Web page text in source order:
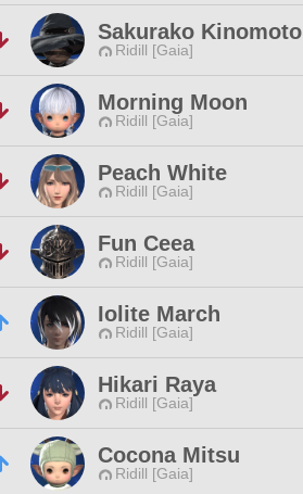
Sakurako Kinomoto
Ridill [Gaia]
Morning Moon
Ridill [Gaia]
Peach White
Ridill [Gaia]
Fun Ceea
Ridill [Gaia]
Iolite March
Ridill [Gaia]
Hikari Raya
Ridill [Gaia]
Cocona Mitsu
Ridill [Gaia]